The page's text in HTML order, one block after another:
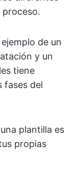
proceso.
de un
y un
tiene
fases del
plantilla es
propias